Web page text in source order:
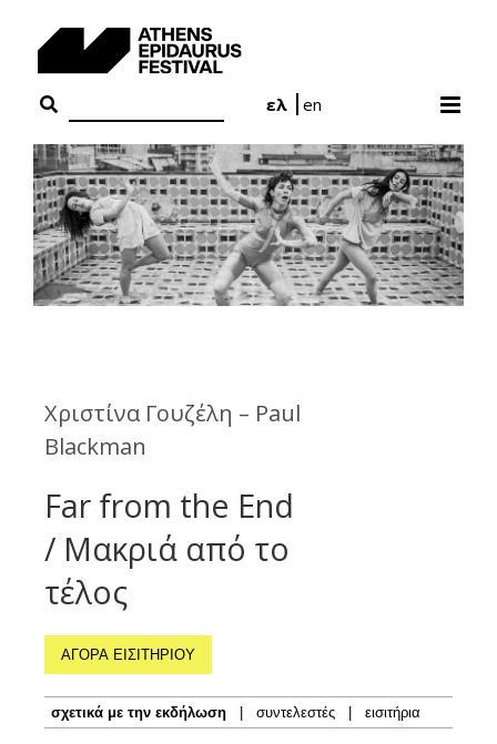
ελ
en
Χριστίνα Γουζέλη – Paul
Blackman
Far from the End
/ Μακριά από το
τέλος
ΑΓΟΡΑ ΕΙΣΙΤΗΡΙΟΥ
σχετικά με την εκδήλωση | συντελεστές | εισιτήρια